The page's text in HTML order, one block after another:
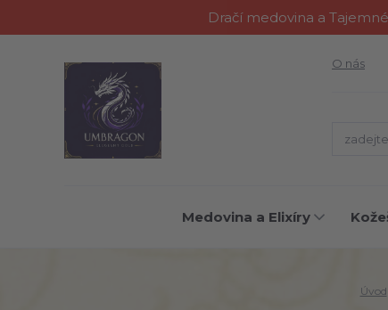
Dračí medovina a
O nás
Medovina a Elixíry
Úvod